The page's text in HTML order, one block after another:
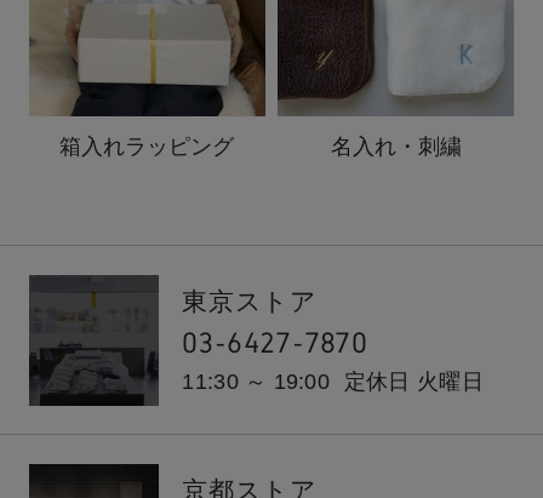
箱入れラッピング 名入れ・刺繍
東京ストア
03-6427-7870
11:30 ～ 19:00 定休日 火曜日
京都ストア